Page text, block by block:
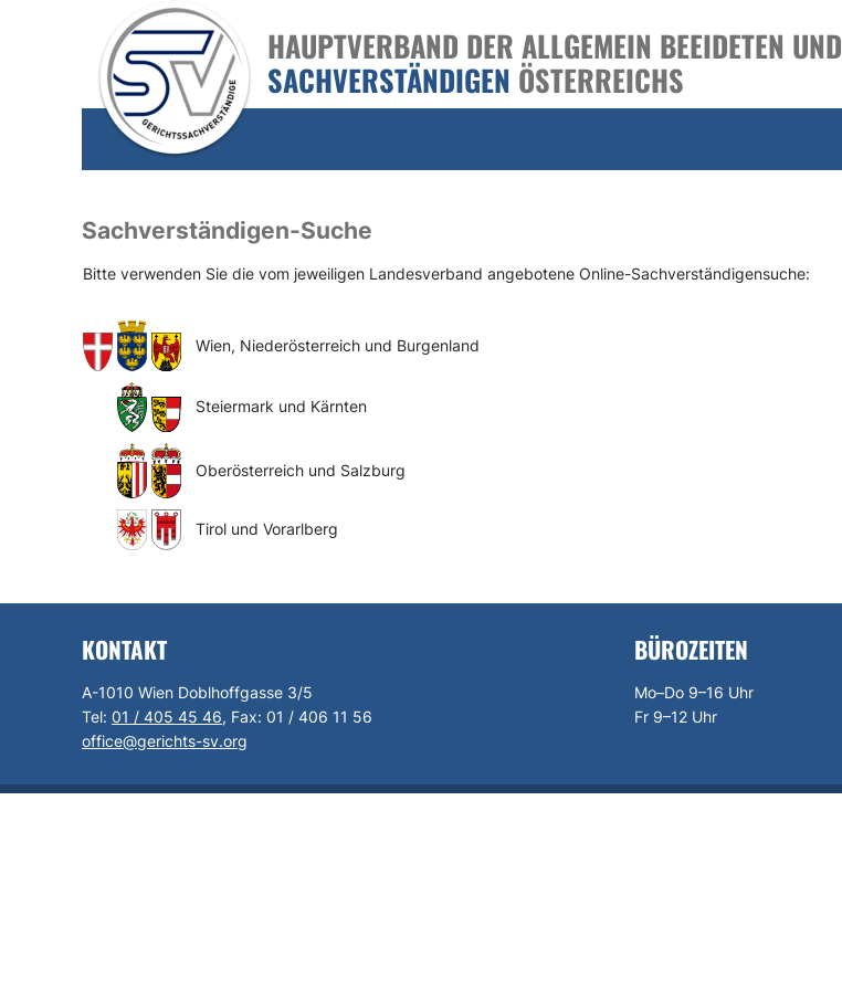
HAUPTVERBAND DER ALLGEMEIN BEEIDETEN
SACHVERSTÄNDIGEN ÖSTERREICHS
Sachverständigen-Suche
Bitte verwenden Sie die vom jeweiligen Landesverband angebotene Online-Sachverständigensuche:
Wien, Niederösterreich und Burgenland
Steiermark und Kärnten
Oberösterreich und Salzburg
Tirol und Vorarlberg
KONTAKT
A-1010 Wien Doblhoffgasse 3/5
Tel: 01 / 405 45 46, Fax: 01 / 406 11 56
office@gerichts-sv.org
BÜROZEITEN
Mo–Do 9–16 Uhr
Fr 9–12 Uhr